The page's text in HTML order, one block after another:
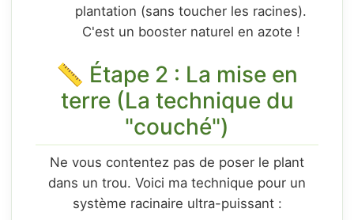
plantation (sans toucher les racines).
C'est un booster naturel en azote !
📏 Étape 2 : La mise en
terre (La technique du
"couché")
Ne vous contentez pas de poser le plant
dans un trou. Voici ma technique pour un
système racinaire ultra-puissant :